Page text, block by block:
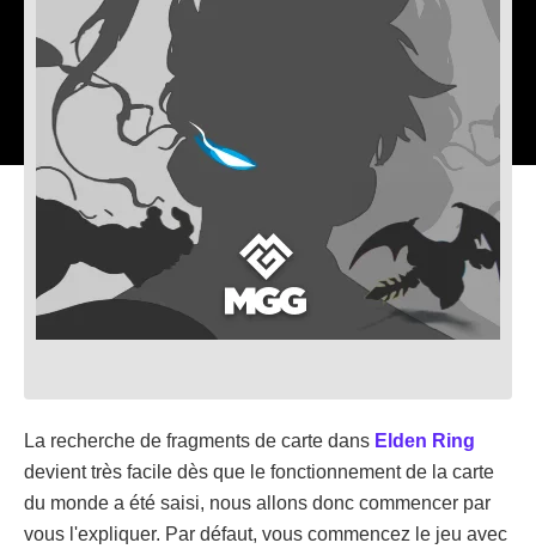
La recherche de fragments de carte dans Elden Ring
devient très facile dès que le fonctionnement de la carte
du monde a été saisi, nous allons donc commencer par
vous l'expliquer. Par défaut, vous commencez le jeu avec